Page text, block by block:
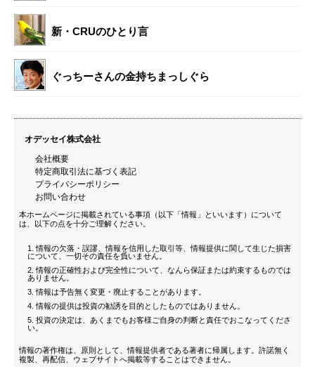
新・CRUのひとり言
ぐっちーさんの金持ちまっしぐら
オデッセイ株式会社
会社概要
特定商取引法に基づく表記
プライバシーポリシー
お問い合わせ
本ホームページに掲載されている事項（以下「情報」といいます）について
は、以下の点を十分ご理解ください。
情報の欠落・誤謬、情報を信用した取引等、情報提供に関して生じた損害
について、一切その責任を負いません。
情報の正確性および完全性について、なんら保証または約束するものでは
ありません。
情報は予告無く変更・廃止することがあります。
情報の提供は投資の勧誘を目的としたものではありません。
投資の決定は、あくまでもお客様ご自身の判断と責任でおこなってくださ
い。
情報の著作権は、原則として、情報提供者である著者に帰属します。許諾無く
複製、再配信、ウェブサイトへ掲載等することはできません。